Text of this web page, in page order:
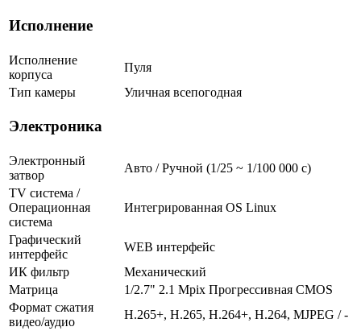
Исполнение
Исполнение
корпуса
Пуля
Тип камеры
Уличная всепогодная
Электроника
Электронный
затвор
Авто / Ручной (1/25 ~ 1/100 000 с)
TV система /
Операционная
система
Интегрированная OS Linux
Графический
интерфейс
WEB интерфейс
ИК фильтр
Механический
Матрица
1/2.7" 2.1 Mpix Прогрессивная CMOS
Формат сжатия
видео/аудио
H.265+, H.265, H.264+, H.264, MJPEG / -